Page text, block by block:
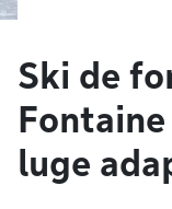
Ski de
luge